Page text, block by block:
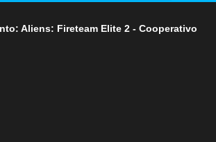
Aliens: Fireteam Elite 2 - Cooperativo